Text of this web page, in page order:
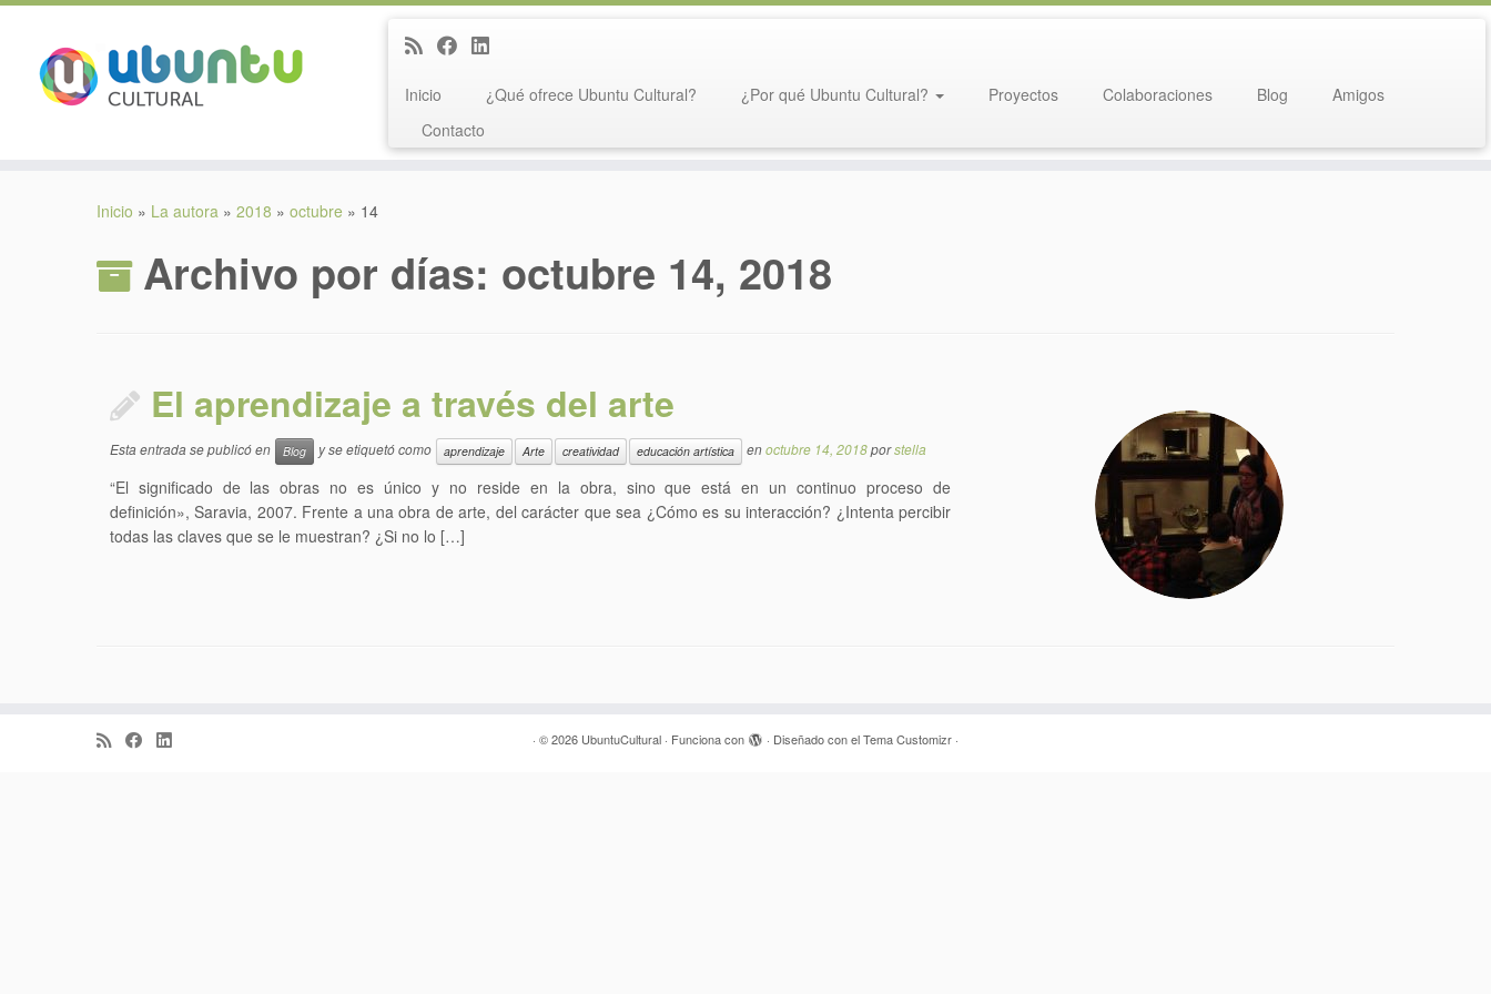
Inicio ¿Qué ofrece Ubuntu Cultural? ¿Por qué Ubuntu Cultural? Proyectos Colaboraciones Blog
Amigos
Contacto
Inicio » La autora » 2018 » octubre » 14
Archivo por días: octubre 14, 2018
El aprendizaje a través del arte
Esta entrada se publicó en Blog y se etiquetó como aprendizaje Arte creatividad educación artística enoctubre 14, 2018porstella
“El significado de las obras no es único y no reside en la obra, sino que está en un continuo proceso de
definición», Saravia, 2007. Frente a una obra de arte, del carácter que sea ¿Cómo es su interacción? ¿Intenta percibir
todas las claves que se le muestran? ¿Si no lo […]
· © 2026 UbuntuCultural · Funciona con · Diseñado con elTema Customizr ·